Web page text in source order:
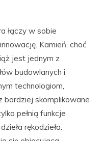
łączy w sobie
Kamień, choć
jest jednym z
budowlanych i
technologiom,
bardziej skomplikowane
pełnią funkcje
rękodzieła.